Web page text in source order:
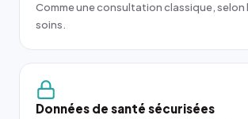
Comme une consultation classique, selon
soins.
Données de santé sécurisées